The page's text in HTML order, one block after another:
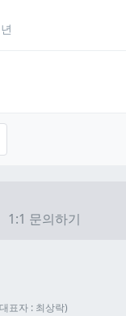
1:1 문의하기
표자 : 최상락)